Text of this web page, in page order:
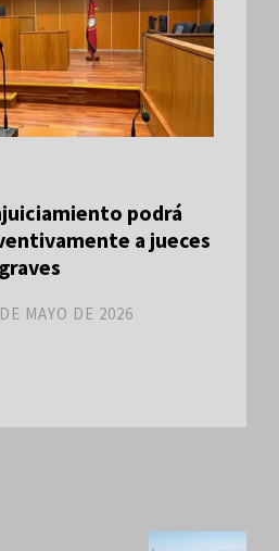
podrá
a jueces
MAYO DE 2026